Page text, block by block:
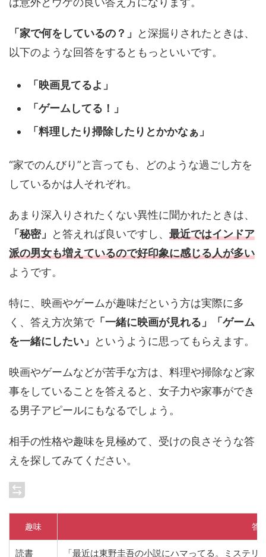
「家で何をしているの？」
と深掘りされたときは、
以下のような回答をするともっといいです。
「映画見てるよ」
「ゲームしてる！」
「料理したり掃除したりとかかなぁ」
“家でのんびり”と言っても、どのような過ごし方を
しているかは人それぞれ。
あまり深入りされたくない異性に聞かれたときは、
「秘密」
と答えれば良いですし、 最近ではインドア
派の男女も増えているので好印象に感じる人が多い
ようです。
特に、映画やゲームが趣味だという方は実際に多
く、答え方次第で「一緒に映画が見れる」「ゲーム
を一緒にしたい」
というように思ってもらえます。
映画やゲームなどが苦手な方は、料理や掃除など家
事をしていることを答えると、女子力や家事ができ
る男子アピールにもなるでしょう。
相手の性格や趣味を見極めて、受けの良さそうな答
えを探してみてください。
趣味 答
読書 「最近は東野圭吾の小説にハマってる。ミステ